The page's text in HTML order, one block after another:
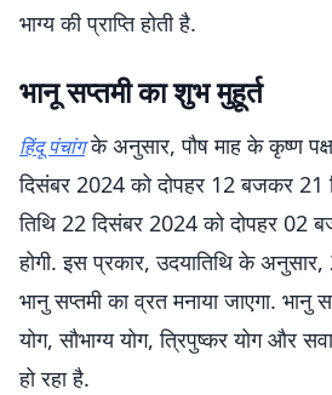
भाग्य की प्राप्ति होती है.
भानू सप्तमी का शुभ मुहूर्त
हिंदू पंचांगके अनुसार, पौष माह के कृष्ण पक्ष
दिसंबर 2024 को दोपहर 12 बजकर 21
तिथि 22 दिसंबर 2024 को दोपहर 02
होगी. इस प्रकार, उदयातिथि के
भानु सप्तमी का व्रत मनाया जाएगा. भानु
योग, सौभाग्य योग, त्रिपुष्कर योग और
हो रहा है.